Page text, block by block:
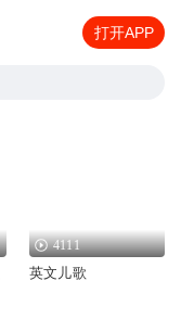
打开APP
4111
英文儿歌